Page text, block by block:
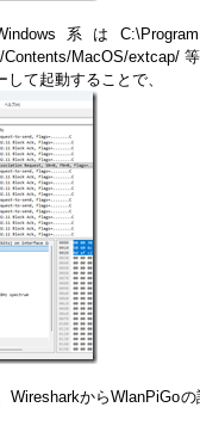
系はC:\Program
MacOS/extcap/
て起動することで、
WiresharkからWlanPiGo